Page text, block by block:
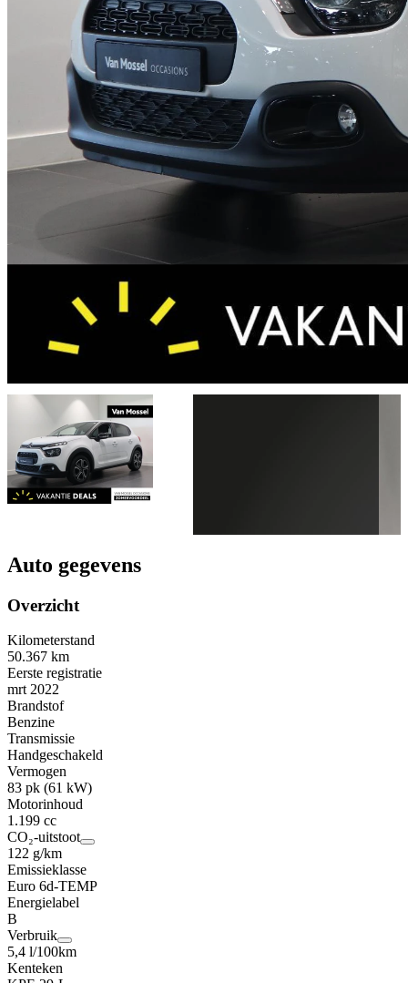
Auto gegevens
Overzicht
Kilometerstand
50.367 km
Eerste registratie
mrt 2022
Brandstof
Benzine
Transmissie
Handgeschakeld
Vermogen
83 pk (61 kW)
Motorinhoud
1.199 cc
CO₂-uitstoot
122 g/km
Emissieklasse
Euro 6d-TEMP
Energielabel
B
Verbruik
5,4 l/100km
Kenteken